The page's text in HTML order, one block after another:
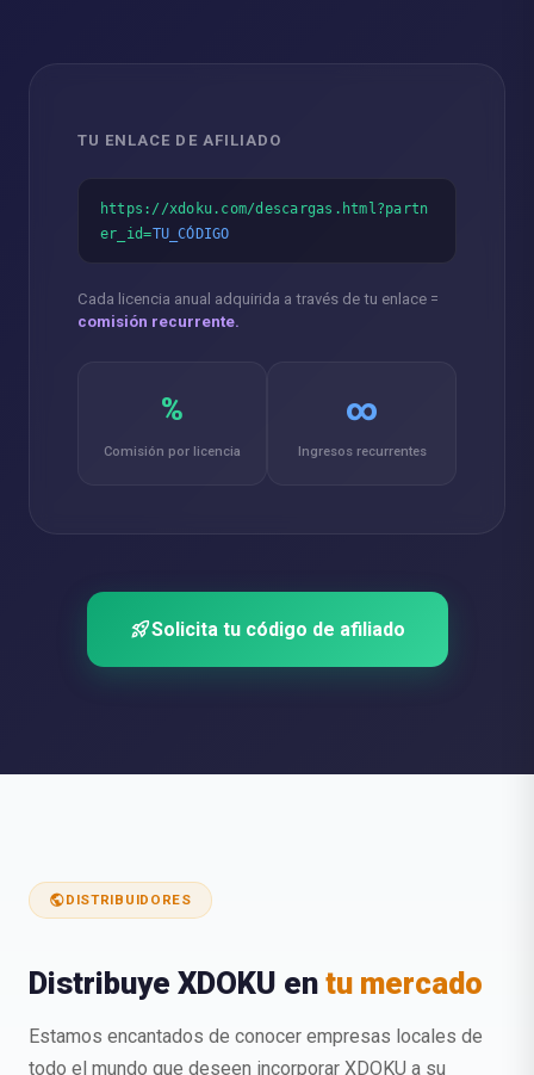
TU ENLACE DE AFILIADO
https://xdoku.com/descargas.html?partn
er_id=TU_CÓDIGO
Cada licencia anual adquirida a través de tu enlace =
comisión recurrente.
%
Comisión por licencia
∞
Ingresos recurrentes
rocket_launchSolicita tu código de afiliado
publicDISTRIBUIDORES
Distribuye XDOKU en tu mercado
Estamos encantados de conocer empresas locales de
todo el mundo que deseen incorporar XDOKU a su